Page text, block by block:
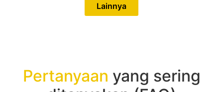
Lainnya
Pertanyaan yang sering